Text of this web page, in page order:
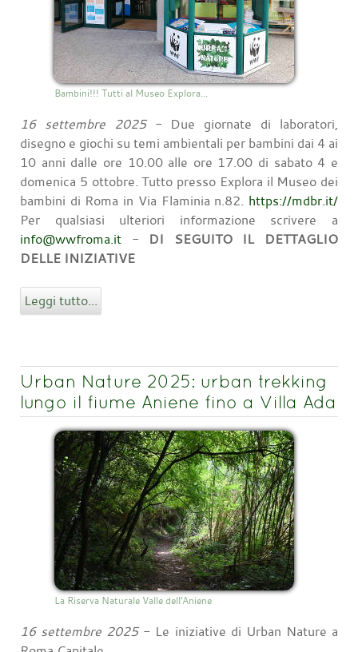
Bambini!!! Tutti al Museo Explora...
16 settembre 2025- Due giornate di laboratori,
disegno e giochi su temi ambientali per bambini dai 4 ai
10 anni dalle ore 10.00 alle ore 17.00 di sabato 4 e
domenica 5 ottobre. Tutto presso Explora il Museo dei
bambini di Roma in Via Flaminia n.82. https://mdbr.it/
Per qualsiasi ulteriori informazione scrivere a
info@wwfroma.it - DI SEGUITO IL DETTAGLIO
DELLE INIZIATIVE
Leggi tutto...
Urban Nature 2025: urban trekking
lungo il fiume Aniene fino a Villa Ada
La Riserva Naturale Valle dell'Aniene
16 settembre 2025- Le iniziative di Urban Nature a